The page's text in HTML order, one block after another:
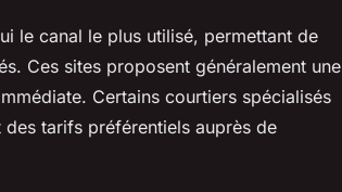
le canal le plus utilisé, permettant de
Ces sites proposent généralement une
Certains courtiers spécialisés
tarifs préférentiels auprès de